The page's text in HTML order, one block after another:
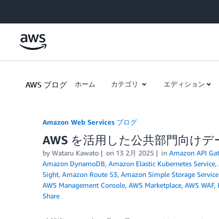
AWS ブログ ホーム カテゴリ エディション
Amazon Web Services ブログ
AWS を活用した公共部門向けデ
by Wataru Kawato on 13 2月 2025 in Amazon API
Amazon DynamoDB, Amazon Elastic Kubernetes Service,
Sight, Amazon Route 53, Amazon Simple Storage
AWS Management Console, AWS Marketplace, AWS WAF,
Share